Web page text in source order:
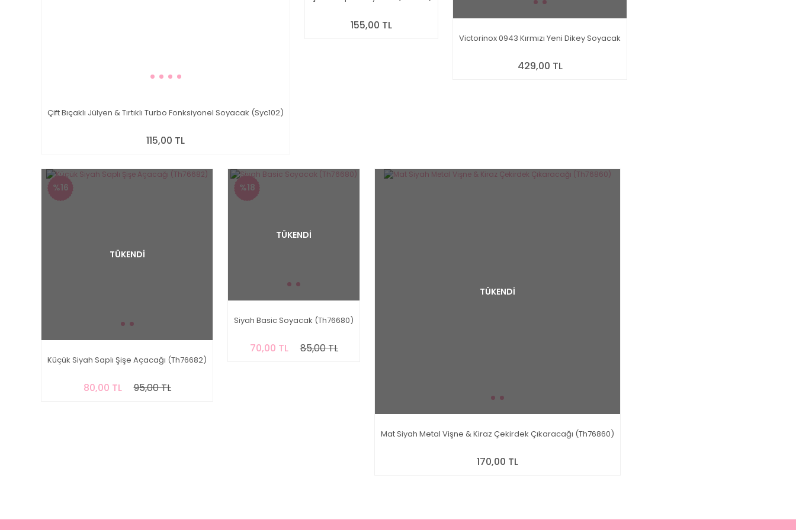
Çift Bıçaklı Jülyen & Tırtıklı Turbo Fonksiyonel Soyacak (Syc102)
115,00 TL
155,00 TL
Victorinox 0943 Kırmızı Yeni Dikey Soyacak
429,00 TL
%16
TÜKENDİ
Küçük Siyah Saplı Şişe Açacağı (Th76682)
80,00 TL 95,00 TL
%18
TÜKENDİ
Siyah Basic Soyacak (Th76680)
70,00 TL 85,00 TL
TÜKENDİ
Mat Siyah Metal Vişne & Kiraz Çekirdek Çıkaracağı (Th76860)
170,00 TL